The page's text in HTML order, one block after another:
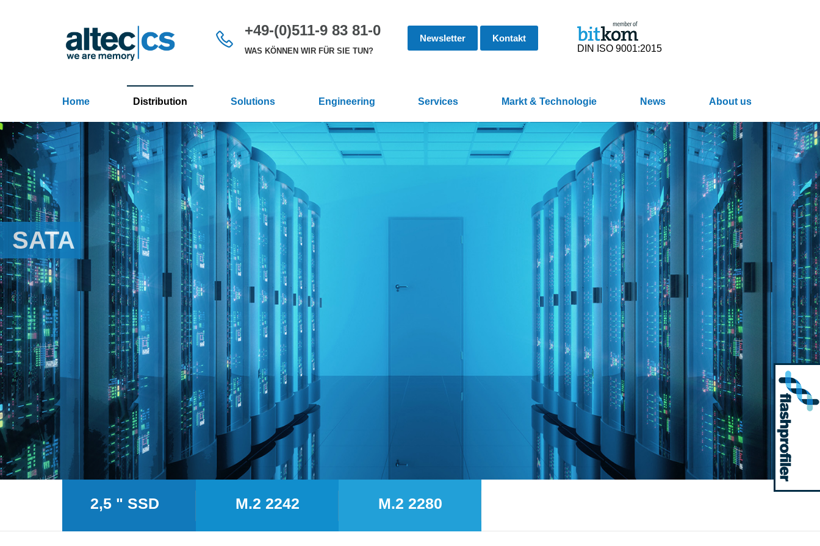
+49-(0)511-9 83 81-0
WAS KÖNNEN WIR FÜR SIE TUN?
Newsletter
Kontakt
DIN ISO 9001:2015
Home Distribution Solutions Engineering Services Markt & Technologie News About us
SATA
2,5 " SSD M.2 2242 M.2 2280